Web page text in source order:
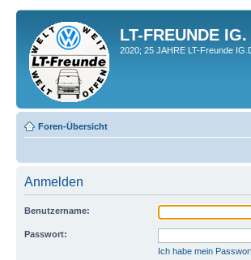
LT-FREUNDE IG.
2020; 25 JAHRE LT-Freunde
Foren-Übersicht
Anmelden
Benutzername:
Passwort:
Ich habe mein